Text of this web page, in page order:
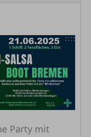
Party mit